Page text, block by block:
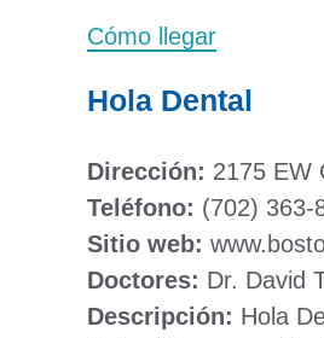
Cómo llegar
Hola Dental
Dirección: 2175 EW
Teléfono: (702) 363-
Sitio web:
Doctores: Dr. David
Descripción: Hola